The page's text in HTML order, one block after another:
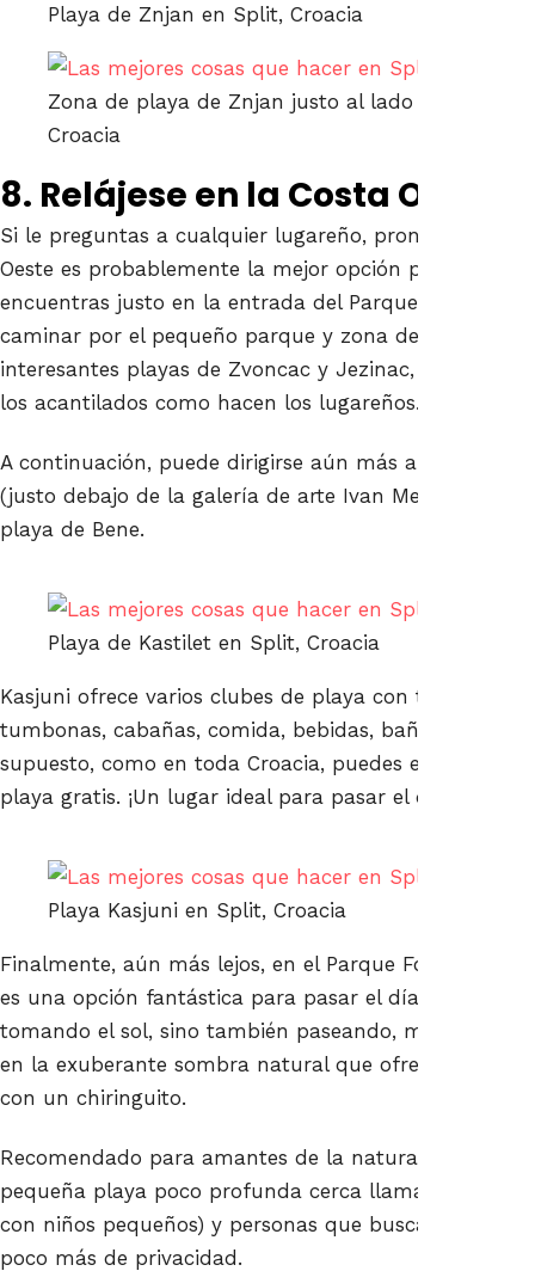
Playa de Znjan en Split, Croacia
Zona de playa de Znjan justo al lado del Hotel
Croacia
8. Relájese en la Costa Oeste
Si le preguntas a cualquier lugareño, pronto te
Oeste es probablemente la mejor opción para las
encuentras justo en la entrada del Parque Sustipan,
caminar por el pequeño parque y zona de juegos a
interesantes playas de Zvoncac y Jezinac, donde
los acantilados como hacen los lugareños.
A continuación, puede dirigirse aún más al oeste,
(justo debajo de la galería de arte Ivan Mestrovic), la
playa de Bene.
Playa de Kastilet en Split, Croacia
Kasjuni ofrece varios clubes de playa con todas las
tumbonas, cabañas, comida, bebidas, baños, música
supuesto, como en toda Croacia, puedes extender
playa gratis. ¡Un lugar ideal para pasar el día!
Playa Kasjuni en Split, Croacia
Finalmente, aún más lejos, en el Parque Forestal de
es una opción fantástica para pasar el día entero no
tomando el sol, sino también paseando, montando
en la exuberante sombra natural que ofrece la zona.
con un chiringuito.
Recomendado para amantes de la naturaleza,
pequeña playa poco profunda cerca llamada Prve
con niños pequeños) y personas que buscan
poco más de privacidad.